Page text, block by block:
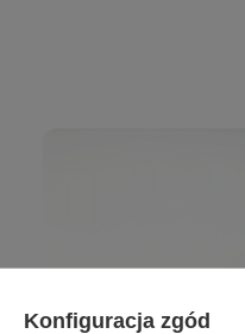
Konfiguracja zgód